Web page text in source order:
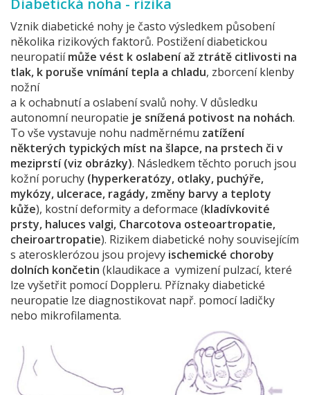
Diabetická noha - rizika
Vznik diabetické nohy je často výsledkem působení
několika rizikových faktorů. Postižení diabetickou
neuropatiímůže vést k oslabení až ztrátě citlivosti na
tlak, k poruše vnímání tepla a chladu, zborcení klenby
nožní
a k ochabnutí a oslabení svalů nohy. V důsledku
autonomní neuropatie je snížená potivost na nohách.
To vše vystavuje nohu nadměrnému zatížení
některých typických míst na šlapce, na prstech či v
meziprstí (viz obrázky). Následkem těchto poruch jsou
kožní poruchy (hyperkeratózy, otlaky, puchýře,
mykózy, ulcerace, ragády, změny barvy a teploty
kůže), kostní deformity a deformace (kladívkovité
prsty, haluces valgi, Charcotova osteoartropatie,
cheiroartropatie). Rizikem diabetické nohy souvisejícím
s aterosklerózou jsou projevy ischemické choroby
dolních končetin (klaudikace a vymizení pulzací, které
lze vyšetřit pomocí Doppleru. Příznaky diabetické
neuropatie lze diagnostikovat např. pomocí ladičky
nebo mikrofilamenta.